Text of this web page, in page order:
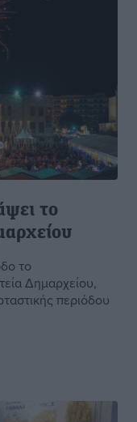
το
το
Δημαρχείου,
περιόδου